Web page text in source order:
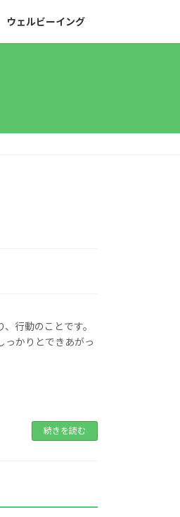
ウェルビーイング
行動のことです。
っかりとできあがっ
続きを読む